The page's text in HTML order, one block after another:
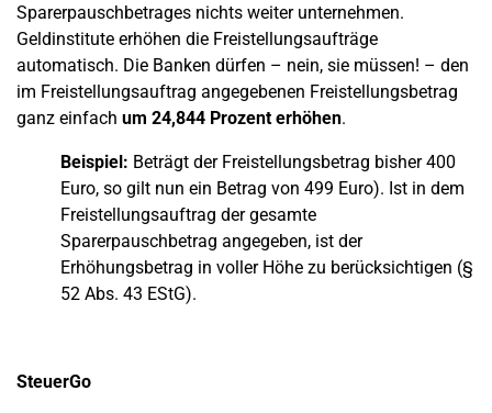
Sparerpauschbetrages nichts weiter unternehmen.
Geldinstitute erhöhen die Freistellungsaufträge
automatisch. Die Banken dürfen – nein, sie müssen! – den
im Freistellungsauftrag angegebenen Freistellungsbetrag
ganz einfach um 24,844 Prozent erhöhen.
Beispiel: Beträgt der Freistellungsbetrag bisher 400
Euro, so gilt nun ein Betrag von 499 Euro). Ist in dem
Freistellungsauftrag der gesamte
Sparerpauschbetrag angegeben, ist der
Erhöhungsbetrag in voller Höhe zu berücksichtigen (§
52 Abs. 43 EStG).
SteuerGo